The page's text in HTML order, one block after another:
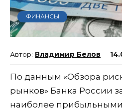
ФИНАНСЫ
Владимир Белов
По данным «Обзора
рынков» Банка России
наиболее